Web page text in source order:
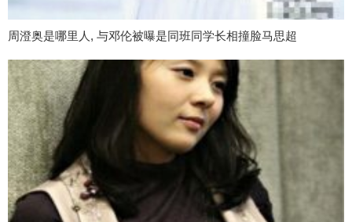
周澄奥是哪里人, 与邓伦被曝是同班同学长相撞脸马思超